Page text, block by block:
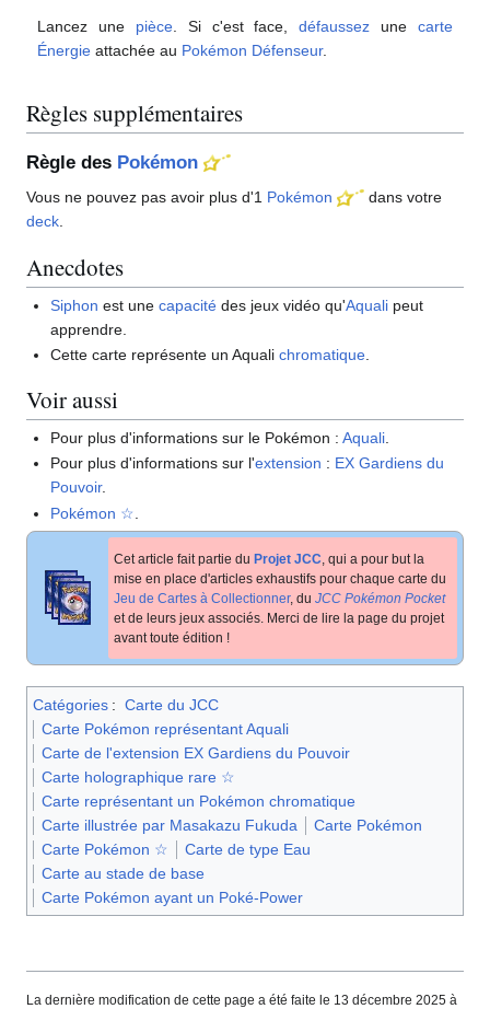
Lancez une pièce. Si c'est face,défaussez une carte
Énergie attachée au Pokémon Défenseur.
Règles supplémentaires
Règle des Pokémon
Vous ne pouvez pas avoir plus d'1 Pokémon
dans votre
deck
Anecdotes
Siphon est unecapacité des jeux vidéo qu'Aquali peut
apprendre.
Cette carte représente un Aqualichromatique.
Voir aussi
Pour plus d'informations sur le Pokémon :Aquali
Pour plus d'informations sur l'extension : EX Gardiens du
Pouvoir.
Pokémon ☆
Cet article fait partie du Projet JCC , qui a pour but la
mise en place d'articles exhaustifs pour chaque carte du
Jeu de Cartes à Collectionner, du JCC Pokémon Pocket
et de leurs jeux associés. Merci de lire la page du projet
avant toute édition !
Catégories : Carte du JCC
Carte Pokémon représentant Aquali
Carte de l'extension EX Gardiens du Pouvoir
Carte holographique rare ☆
Carte représentant un Pokémon chromatique
Carte illustrée par Masakazu Fukuda
Carte Pokémon
Carte Pokémon ☆
Carte de type Eau
Carte au stade de base
Carte Pokémon ayant un Poké-Power
La dernière modification de cette page a été faite le 13 décembre 2025 à